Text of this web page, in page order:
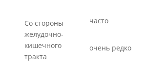
Со стороны
желудочно-
кишечного
тракта
часто
очень редко